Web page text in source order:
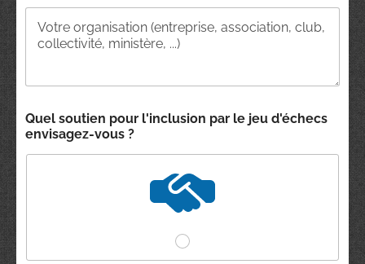
Quel soutien pour l'inclusion par le jeu d'échecs
envisagez-vous ?